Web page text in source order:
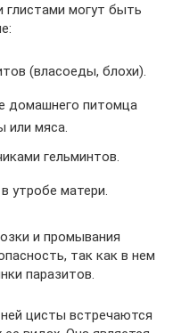
могут быть
(власоеды, блохи).
домашнего питомца
или мяса.
гельминтов.
утробе матери.
и промывания
так как в нем
паразитов.
цисты встречаются